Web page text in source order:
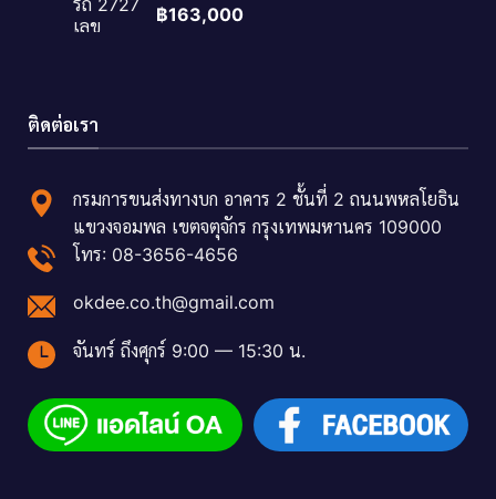
฿163,000
ติดต่อเรา
กรมการขนส่งทางบก อาคาร 2 ชั้นที่ 2 ถนนพหลโยธิน
แขวงจอมพล เขตจตุจักร กรุงเทพมหานคร 109000
โทร: 08-3656-4656
okdee.co.th@gmail.com
จันทร์ ถึงศุกร์ 9:00 — 15:30 น.